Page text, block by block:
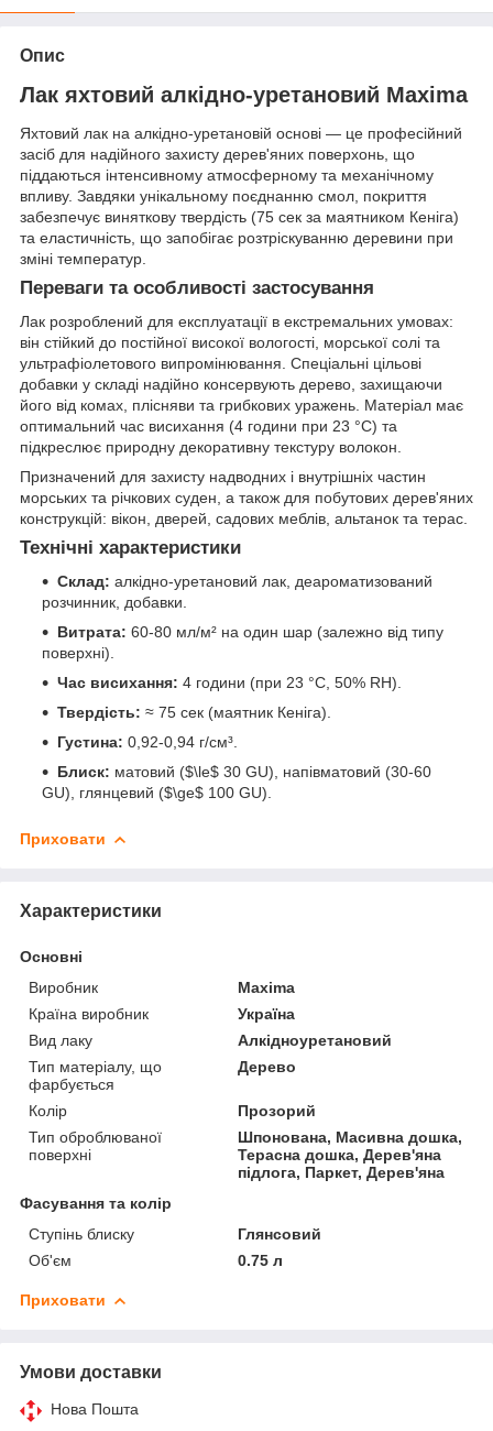
Опис
Лак яхтовий алкідно-уретановий Maxima
Яхтовий лак на алкідно-уретановій основі — це професійний
засіб для надійного захисту дерев'яних поверхонь, що
піддаються інтенсивному атмосферному та механічному
впливу. Завдяки унікальному поєднанню смол, покриття
забезпечує виняткову твердість (75 сек за маятником Кеніга)
та еластичність, що запобігає розтріскуванню деревини при
зміні температур.
Переваги та особливості застосування
Лак розроблений для експлуатації в екстремальних умовах:
він стійкий до постійної високої вологості, морської солі та
ультрафіолетового випромінювання. Спеціальні цільові
добавки у складі надійно консервують дерево, захищаючи
його від комах, плісняви та грибкових уражень. Матеріал має
оптимальний час висихання (4 години при 23 °C) та
підкреслює природну декоративну текстуру волокон.
Призначений для захисту надводних і внутрішніх частин
морських та річкових суден, а також для побутових дерев'яних
конструкцій: вікон, дверей, садових меблів, альтанок та терас.
Технічні характеристики
Склад: алкідно-уретановий лак, деароматизований
розчинник, добавки.
Витрата: 60-80 мл/м² на один шар (залежно від типу
поверхні).
Час висихання: 4 години (при 23 °С, 50% RH).
Твердість: ≈ 75 сек (маятник Кеніга).
Густина: 0,92-0,94 г/см³.
Блиск: матовий ($\le$ 30 GU), напівматовий (30-60
GU), глянцевий ($\ge$ 100 GU).
Приховати
Характеристики
Основні
Виробник
Maxima
Країна виробник
Україна
Вид лаку
Алкідноуретановий
Тип матеріалу, що
фарбується
Дерево
Колір
Прозорий
Тип оброблюваної
поверхні
Шпонована, Масивна дошка,
Терасна дошка, Дерев'яна
підлога, Паркет, Дерев'яна
Фасування та колір
Ступінь блиску
Глянсовий
Об'єм
0.75 л
Приховати
Умови доставки
Нова Пошта